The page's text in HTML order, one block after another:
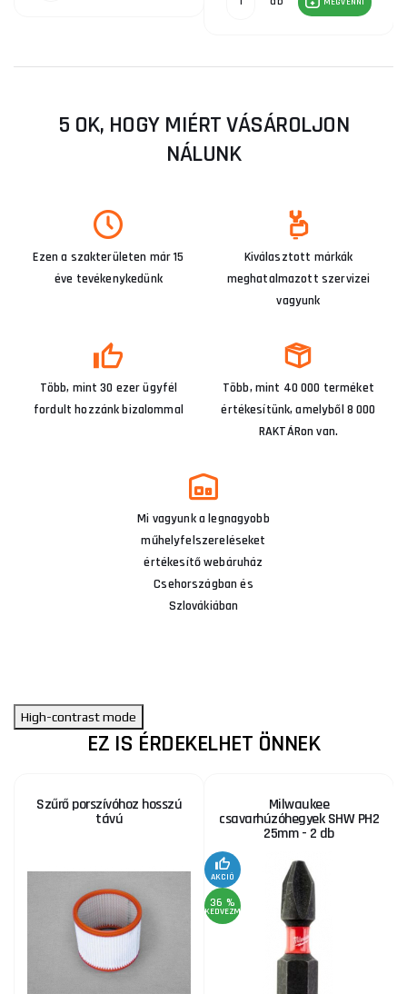
5 OK, HOGY MIÉRT VÁSÁROLJON
NÁLUNK
Ezen a szakterületen már 15
éve tevékenykedünk
Kiválasztott márkák
meghatalmazott szervizei
vagyunk
Több, mint 30 ezer ügyfél
fordult hozzánk bizalommal
Több, mint 40 000 terméket
értékesítünk, amelyből 8 000
RAKTÁRon van.
Mi vagyunk a legnagyobb
műhelyfelszereléseket
értékesítő webáruház
Csehországban és
Szlovákiában
High-contrast mode
EZ IS ÉRDEKELHET ÖNNEK
Szűrő porszívóhoz hosszú
távú
Milwaukee
csavarhúzóhegyek SHW PH2
25mm - 2 db
AKCIÓ
36 %
KEDVEZMÉNY